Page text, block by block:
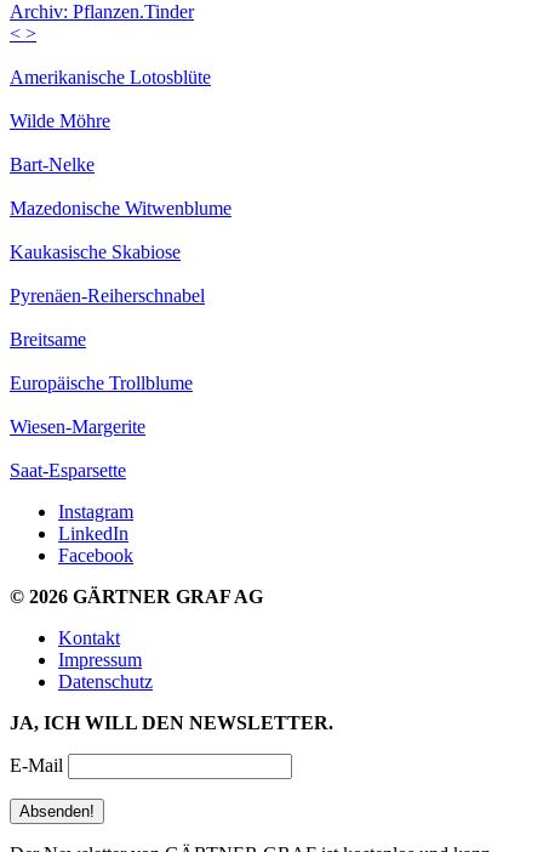
Archiv: Pflanzen.Tinder
< >
Amerikanische Lotosblüte
Wilde Möhre
Bart-Nelke
Mazedonische Witwenblume
Kaukasische Skabiose
Pyrenäen-Reiherschnabel
Breitsame
Europäische Trollblume
Wiesen-Margerite
Saat-Esparsette
Instagram
LinkedIn
Facebook
© 2026 GÄRTNER GRAF AG
Kontakt
Impressum
Datenschutz
JA, ICH WILL DEN NEWSLETTER.
E-Mail